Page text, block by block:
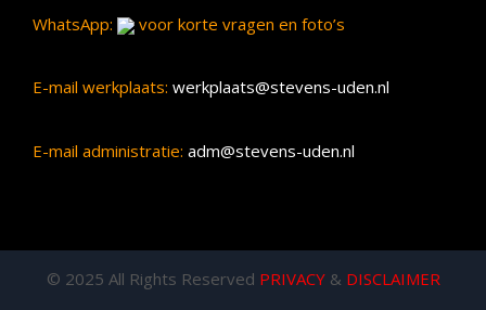
WhatsApp: voor korte vragen en foto’s
E-mail werkplaats: werkplaats@stevens-uden.nl
E-mail administratie: adm@stevens-uden.nl
© 2025 All Rights Reserved PRIVACY& DISCLAIMER